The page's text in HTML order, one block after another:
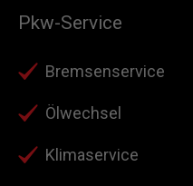
Pkw-Service
Bremsenservice
Ölwechsel
Klimaservice